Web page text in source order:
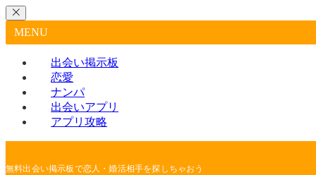
MENU
出会い掲示板
恋愛
ナンパ
出会いアプリ
アプリ攻略
無料出会い掲示板で恋人・婚活相手を探しちゃおう